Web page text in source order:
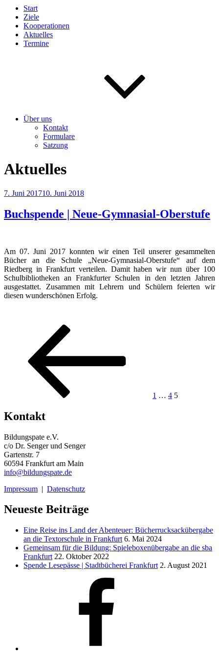
Start
Ziele
Kooperationen
Aktuelles
Termine
Über uns
Kontakt
Formulare
Satzung
Aktuelles
Veröffentlicht
7. Juni 201710. Juni 2018
Buchspende | Neue-Gymnasial-Oberstufe
Am 07. Juni 2017 konnten wir einen Teil unserer gesammelten
Bücher an die Schule „Neue-Gymnasial-Oberstufe“ auf dem
Riedberg in Frankfurt verteilen. Damit haben wir nun über 100
Schulbibliotheken an Frankfurter Schulen in den letzten Jahren
ausgestattet. Zusammen mit Lehrern und Schülern feierten wir
diesen wunderschönen Erfolg.
Seitennummerierung
Beiträge
1 … 4 5
Kontakt
Bildungspate e.V.
c/o Dr. Senger und Senger
Gartenstr. 7
60594 Frankfurt am Main
info@bildungspate.de
Impressum | Datenschutz
Neueste Beiträge
Eine Reise ins Land der Abenteuer: Bücherrucksackübergabe
an die Textorschule in Frankfurt 6. Mai 2024
Gemeinsam für die Bildung: Spieleboxenübergabe an die sba
Frankfurt 22. Oktober 2022
Spende Lesepässe | Stadtbücherei Frankfurt 2. August 2021